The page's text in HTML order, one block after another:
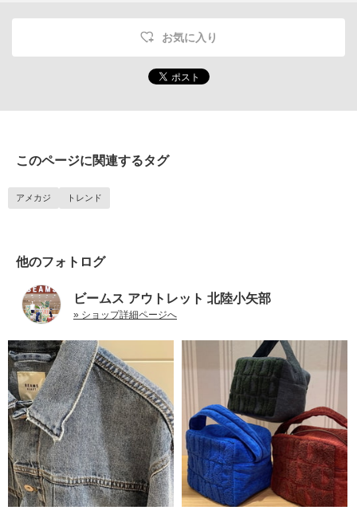
お気に入り
このページに関連するタグ
アメカジ トレンド
他のフォトログ
ビームス アウトレット 北陸小矢部
» ショップ詳細ページへ